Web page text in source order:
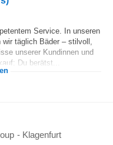
Service. In unseren
wir täglich Bäder – stilvoll,
unserer Kundinnen und
Du berätst...
- Klagenfurt